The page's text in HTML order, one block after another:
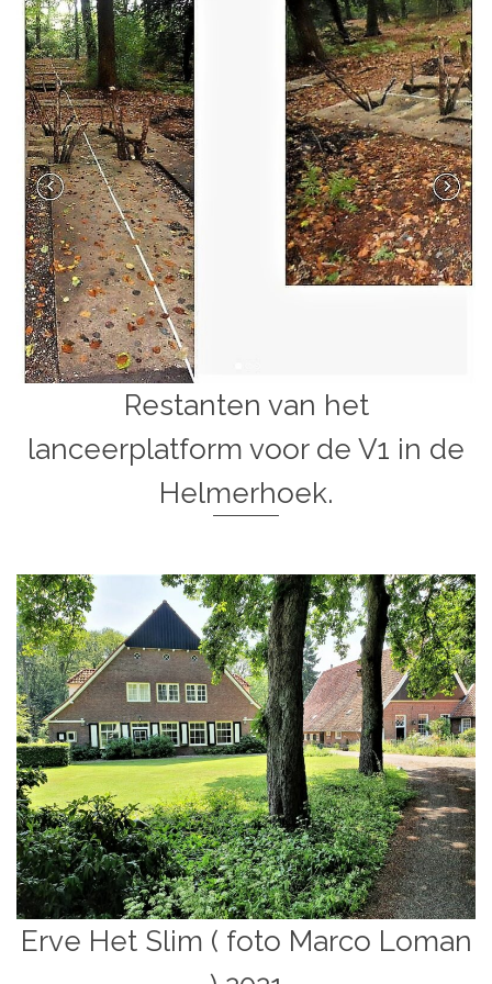
Restanten van het
lanceerplatform voor de V1 in de
Helmerhoek.
Erve Het Slim ( foto Marco Loman